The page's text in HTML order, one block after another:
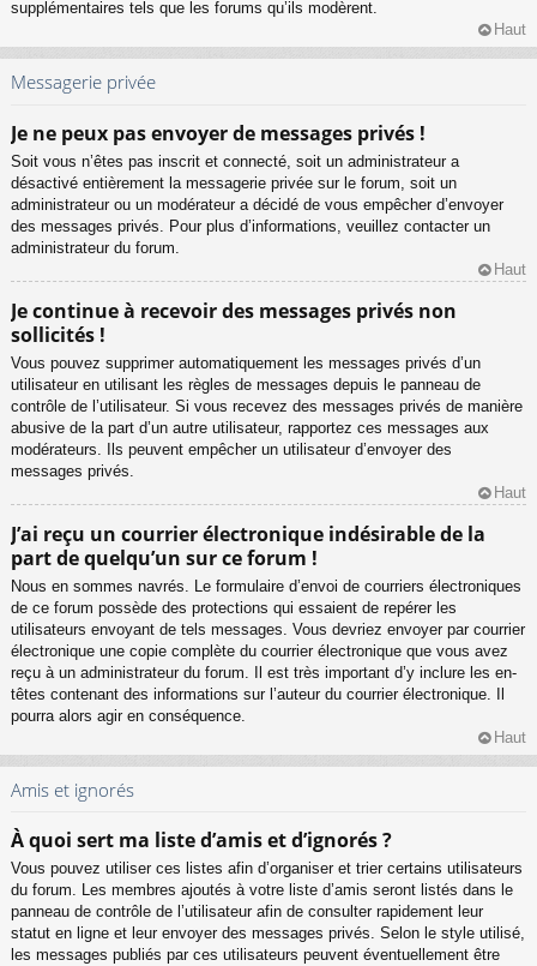
supplémentaires tels que les forums qu’ils modèrent.
Haut
Messagerie privée
Je ne peux pas envoyer de messages privés !
Soit vous n’êtes pas inscrit et connecté, soit un administrateur a
désactivé entièrement la messagerie privée sur le forum, soit un
administrateur ou un modérateur a décidé de vous empêcher d’envoyer
des messages privés. Pour plus d’informations, veuillez contacter un
administrateur du forum.
Haut
Je continue à recevoir des messages privés non
sollicités !
Vous pouvez supprimer automatiquement les messages privés d’un
utilisateur en utilisant les règles de messages depuis le panneau de
contrôle de l’utilisateur. Si vous recevez des messages privés de manière
abusive de la part d’un autre utilisateur, rapportez ces messages aux
modérateurs. Ils peuvent empêcher un utilisateur d’envoyer des
messages privés.
Haut
J’ai reçu un courrier électronique indésirable de la
part de quelqu’un sur ce forum !
Nous en sommes navrés. Le formulaire d’envoi de courriers électroniques
de ce forum possède des protections qui essaient de repérer les
utilisateurs envoyant de tels messages. Vous devriez envoyer par courrier
électronique une copie complète du courrier électronique que vous avez
reçu à un administrateur du forum. Il est très important d’y inclure les en-
têtes contenant des informations sur l’auteur du courrier électronique. Il
pourra alors agir en conséquence.
Haut
Amis et ignorés
À quoi sert ma liste d’amis et d’ignorés ?
Vous pouvez utiliser ces listes afin d’organiser et trier certains utilisateurs
du forum. Les membres ajoutés à votre liste d’amis seront listés dans le
panneau de contrôle de l’utilisateur afin de consulter rapidement leur
statut en ligne et leur envoyer des messages privés. Selon le style utilisé,
les messages publiés par ces utilisateurs peuvent éventuellement être